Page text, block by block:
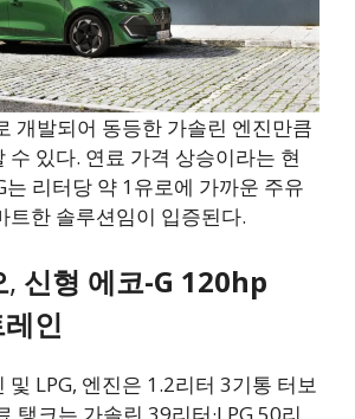
개발되어 동등한 가솔린 엔진만큼
수 있다. 연료 가격 상승이라는 현
는 리터당 약 1유로에 가까운 주유
트한 솔루션임이 입증된다.
, 신형 에코-G 120hp
인
및 LPG, 엔진은 1.2리터 3기통 터보